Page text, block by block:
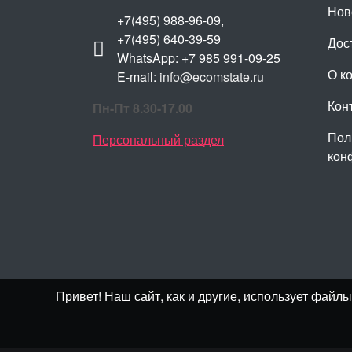
Привет! Наш сайт, как и другие, использует
О
+7(495) 988-96-09,
+7(495) 640-39-59
WhatsApp: +7 985 991-09-25
E-mail: info@ecomstate.ru
Пн-Пт 8.30-17.00
Персональный раздел